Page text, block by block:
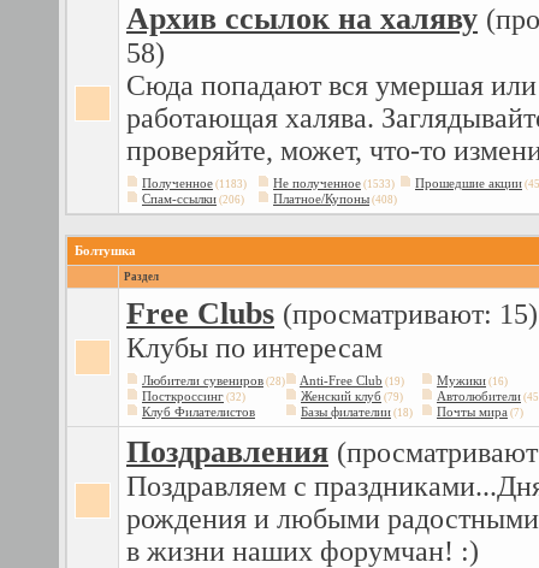
Архив ссылок на халяву
58)
Сюда попадают вся умершая
работающая халява.
проверяйте, может, что-то
Полученное (1183) Не полученное (1533) Прошедшие акции
Спам-ссылки (206) Платное/Купоны (408)
Болтушка
Раздел
Free Сlubs (просматривают: 15)
Клубы по интересам
Любители сувениров (28) Anti-Free Club (19) Мужики (16)
Посткроссинг (32) Женский клуб (79) Автолюбители
Клуб Филателистов Базы филателии (18) Почты мира (7)
Поздравления
Поздравляем с
рождения и любыми
в жизни наших форумчан! :)